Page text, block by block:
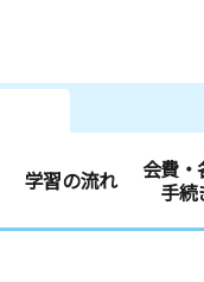
学習の流れ
会費・
手続